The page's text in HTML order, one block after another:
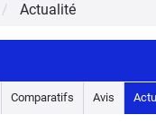
Actualité
Comparatifs Avis Actu